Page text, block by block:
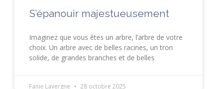
S’épanouir majestueusement
Imaginez que vous êtes un arbre, l’arbre de votre
choix. Un arbre avec de belles racines, un tron
solide, de grandes branches et de belles
Fanie Lavergne 28 octobre 2025